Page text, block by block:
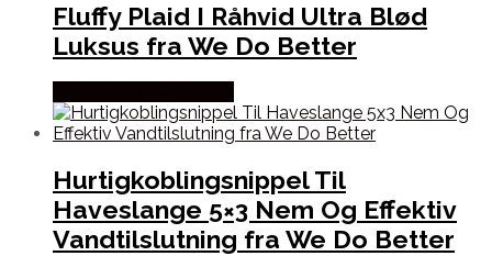
Fluffy Plaid I Råhvid Ultra Blød
Luksus fra We Do Better
Hurtigkoblingsnippel Til
Haveslange 5×3 Nem Og Effektiv
Vandtilslutning fra We Do Better